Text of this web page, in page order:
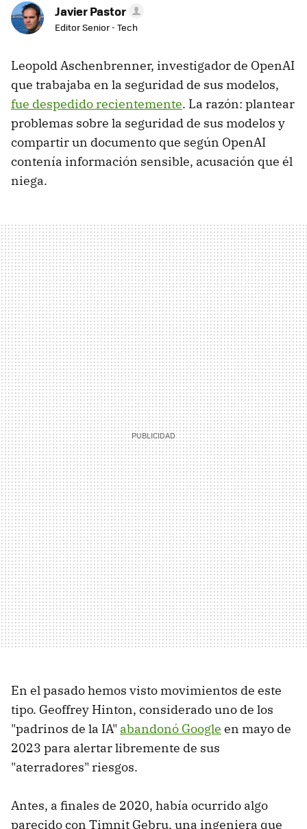
Javier Pastor
Editor Senior - Tech
Leopold Aschenbrenner, investigador de OpenAI
que trabajaba en la seguridad de sus modelos,
fue despedido recientemente. La razón: plantear
problemas sobre la seguridad de sus modelos y
compartir un documento que según OpenAI
contenía información sensible, acusación que él
niega.
En el pasado hemos visto movimientos de este
tipo. Geoffrey Hinton, considerado uno de los
"padrinos de la IA" abandonó Google en mayo de
2023 para alertar libremente de sus
"aterradores" riesgos.
Antes, a finales de 2020, había ocurrido algo
parecido con Timnit Gebru, una ingeniera que